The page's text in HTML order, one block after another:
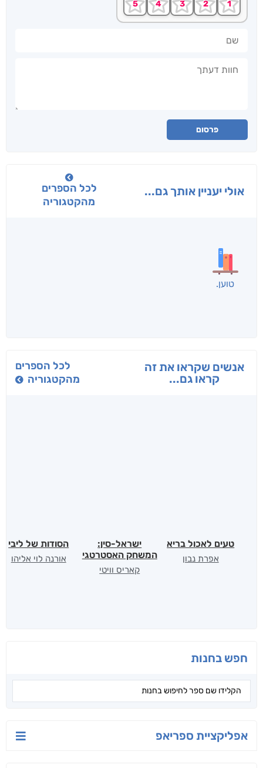
פרסום
אולי יעניין אותך גם...
לכל הספרים
מהקטגוריה
בפנוכו
חני שאטן
תרדמת
א. פ.
אפרת נבון